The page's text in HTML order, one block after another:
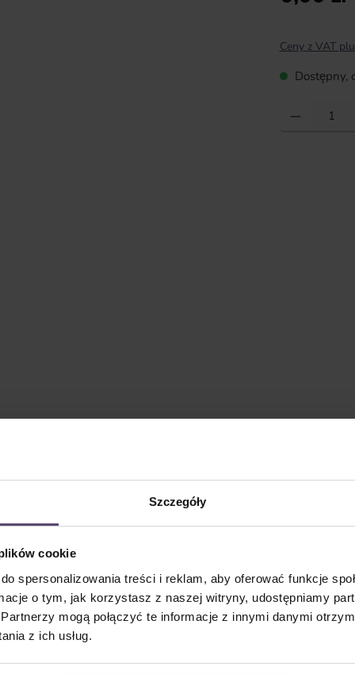
Szczegóły
cookie
spersonalizowania treści i reklam, aby oferować funkcje
o tym, jak korzystasz z naszej witryny, udostępniamy
mogą połączyć te informacje z innymi danymi
z ich usług.
Ceny z VAT
Dostępny,
Ilość